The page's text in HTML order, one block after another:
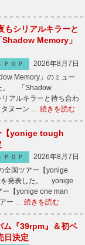
もシリアルキラーと
Memory」
ＰＯＰ
2026年8月7日
Memory」のミュー
。 「Shadow
アルキラーと待ち合わ
タヌーン … 続きを読む
【yonige tough
ＰＯＰ
2026年8月7日
国ツアー【yonige
を発表した。 yonige
ー【yonige one man
ー … 続きを読む
ム『39rpm』＆初ベ
日決定